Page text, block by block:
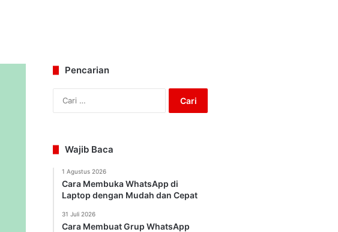
Pencarian
untuk:
Wajib Baca
1 Agustus 2026
Cara Membuka WhatsApp di
Laptop dengan Mudah dan Cepat
31 Juli 2026
Cara Membuat Grup WhatsApp